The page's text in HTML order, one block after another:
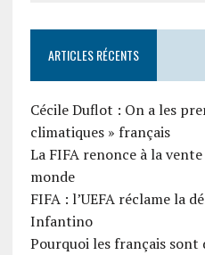
ARTICLES RÉCENTS
Cécile Duflot : On a les
climatiques » français
La FIFA renonce à la
monde
FIFA : l’UEFA réclame la
Infantino
Pourquoi les français sont